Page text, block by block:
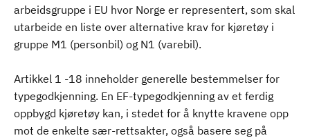
arbeidsgruppe i EU hvor Norge er representert, som skal
utarbeide en liste over alternative krav for kjøretøy i
gruppe M1 (personbil) og N1 (varebil).
Artikkel 1 -18 inneholder generelle bestemmelser for
typegodkjenning. En EF-typegodkjenning av et ferdig
oppbygd kjøretøy kan, i stedet for å knytte kravene opp
mot de enkelte sær-rettsakter, også basere seg på